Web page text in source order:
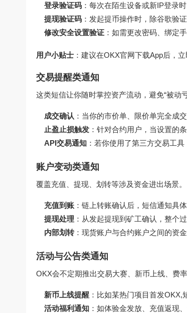
登录验证码 ：每次在陌生设备或新IP登录
提现验证码 ：发起提币操作时，除谷歌验
修改安全设置验证 ：如需更改密码、绑定
用户小贴士 ：建议在OKX官网下载App后，
交易提醒类通知
这类短信让你随时掌控资产流动，避免“被动亏
成交确认 ：当你的市价单、限价单完全成
止盈止损触发 ：针对合约用户，当设置的
API交易通知 ：若你使用了第三方交易工
账户变动类通知
覆盖充值、提现、划转等涉及资金进出场景。
充值到账 ：链上转账确认后，短信通知具
提现处理 ：从发起提现到矿工确认，整个
内部划转：现货账户与合约账户之间的资
活动与公告类通知
OKX会不定期推出交易大赛、新币上线、费
新币上线提醒 ：比如某热门项目首发OKX,
活动福利通知 ：如体验金发放、充值返现